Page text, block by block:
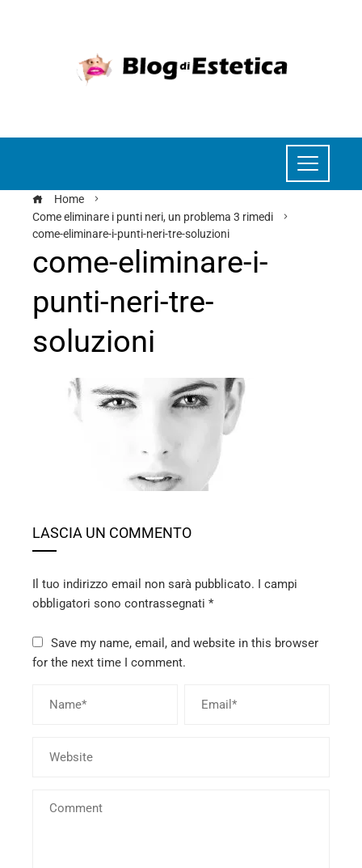
Home
Come eliminare i punti neri, un problema 3 rimedi
come-eliminare-i-punti-neri-tre-soluzioni
come-eliminare-i-
punti-neri-tre-
soluzioni
LASCIA UN COMMENTO
Il tuo indirizzo email non sarà pubblicato. I campi
obbligatori sono contrassegnati *
Save my name, email, and website in this browser
for the next time I comment.